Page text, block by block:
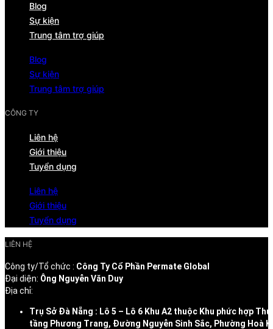
Blog
Sự kiện
Trung tâm trợ giúp
Blog
Sự kiện
Trung tâm trợ giúp
CÔNG TY
Liên hệ
Giới thiệu
Tuyển dụng
Liên hệ
Giới thiệu
Tuyển dụng
LIÊN HỆ
Công ty/Tổ chức : Công Ty Cổ Phần Permate Global
Đại diện: Ông Nguyễn Văn Duy
Địa chỉ:
Trụ Sở Đà Nẵng : Lô 5 – Lô 6 Khu A2 thuộc Khu phức hợp
tầng Phương Trang, Đường Nguyễn Sinh Sắc, Phường Hoà